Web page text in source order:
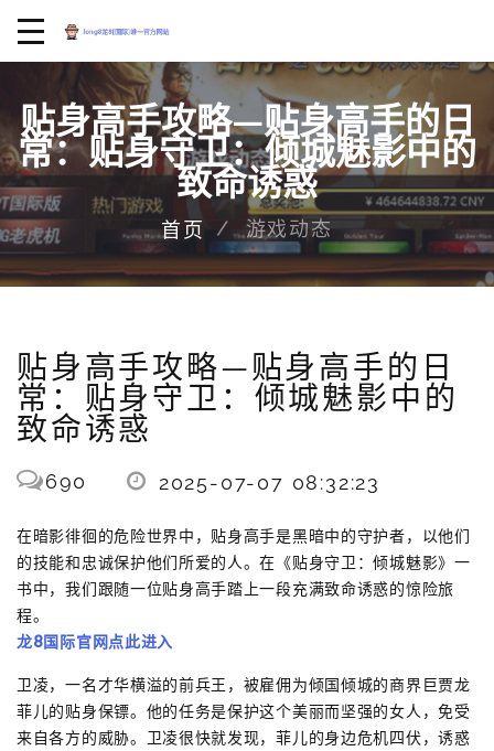
贴身高手攻略—贴身高手的日
常：贴身守卫：倾城魅影中的
致命诱惑
首页 游戏动态
贴身高手攻略—贴身高手的日
常：贴身守卫：倾城魅影中的
致命诱惑
690 2025-07-07 08:32:23
在暗影徘徊的危险世界中，贴身高手是黑暗中的守护者，以他们
的技能和忠诚保护他们所爱的人。在《贴身守卫：倾城魅影》一
书中，我们跟随一位贴身高手踏上一段充满致命诱惑的惊险旅
程。
龙8国际官网点此进入
卫凌，一名才华横溢的前兵王，被雇佣为倾国倾城的商界巨贾龙
菲儿的贴身保镖。他的任务是保护这个美丽而坚强的女人，免受
来自各方的威胁。卫凌很快就发现，菲儿的身边危机四伏，诱惑